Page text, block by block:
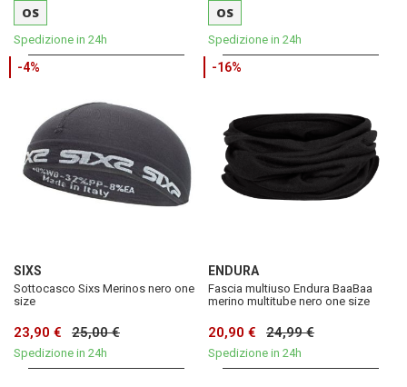
OS
Spedizione in 24h
OS
Spedizione in 24h
-4%
SIXS
Sottocasco Sixs Merinos nero one
size
23,90 € 25,00 €
Spedizione in 24h
-16%
ENDURA
Fascia multiuso Endura BaaBaa
merino multitube nero one size
20,90 € 24,99 €
Spedizione in 24h